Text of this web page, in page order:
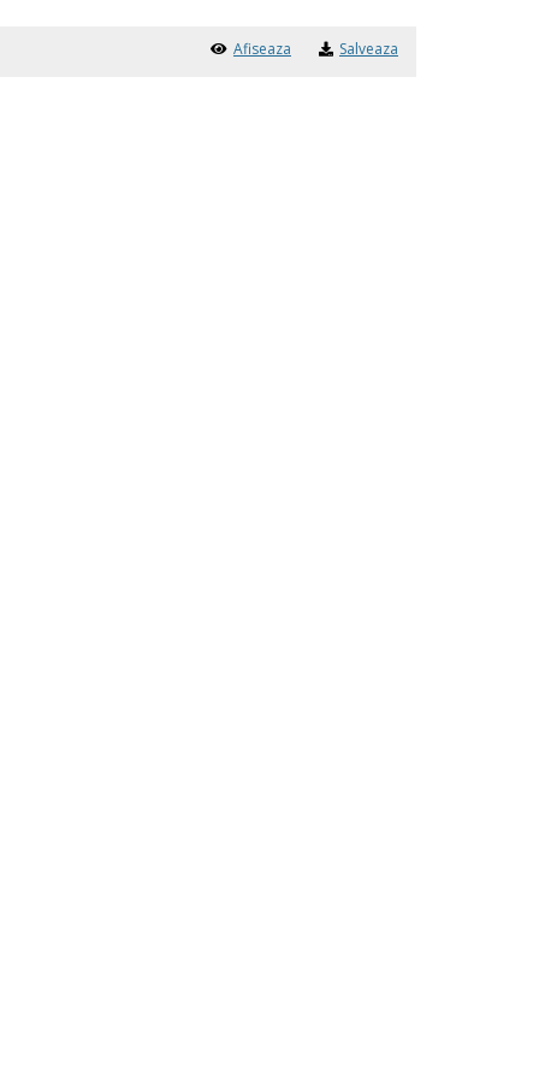
Afiseaza Salveaza